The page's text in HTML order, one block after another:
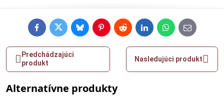
FacebookTwitterBlueskyPinterestRedditLinkedInWhatsApp
E-
mail
Predchádzajúci
produkt
Nasledujúci produkt
Alternatívne produkty